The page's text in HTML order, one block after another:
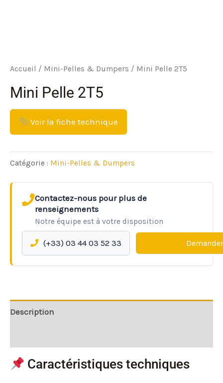
Accueil / Mini-Pelles & Dumpers / Mini Pelle 2T5
Mini Pelle 2T5
Voir la fiche technique
Catégorie : Mini-Pelles & Dumpers
Contactez-nous pour plus de
renseignements
Notre équipe est à votre disposition
(+33) 03 44 03 52 33
Description
Caractéristiques techniques